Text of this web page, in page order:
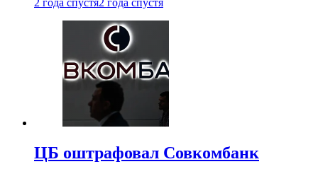
ЦБ оштрафовал Совкомбанк